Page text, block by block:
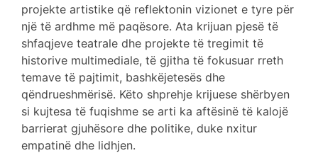
projekte artistike që reflektonin vizionet e tyre për
një të ardhme më paqësore. Ata krijuan pjesë të
shfaqjeve teatrale dhe projekte të tregimit të
historive multimediale, të gjitha të fokusuar rreth
temave të pajtimit, bashkëjetesës dhe
qëndrueshmërisë. Këto shprehje krijuese shërbyen
si kujtesa të fuqishme se arti ka aftësinë të kalojë
barrierat gjuhësore dhe politike, duke nxitur
empatinë dhe lidhjen.